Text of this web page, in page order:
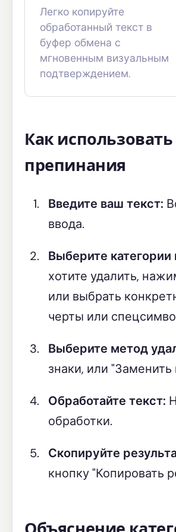
Легко копируйте
обработанный текст в
буфер обмена с
мгновенным визуальным
подтверждением.
Как
препинания
Введите ваш текст:
ввода.
Выберите категории
хотите удалить,
или выбрать
черты или
Выберите метод
знаки, или
Обработайте текст:
обработки.
Скопируйте
кнопку "Копировать